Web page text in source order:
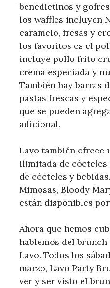
benedictinos y
los waffles incluyen
caramelo, fresas y
los favoritos es el
incluye pollo frito
crema especiada y
También hay barras
pastas frescas y
que se pueden
adicional.
Lavo también ofrece
ilimitada de cócteles
de cócteles y
Mimosas, Bloody
están disponibles
Ahora que hemos
hablemos del
Lavo. Todos los
marzo, Lavo Party
ver y ser visto el